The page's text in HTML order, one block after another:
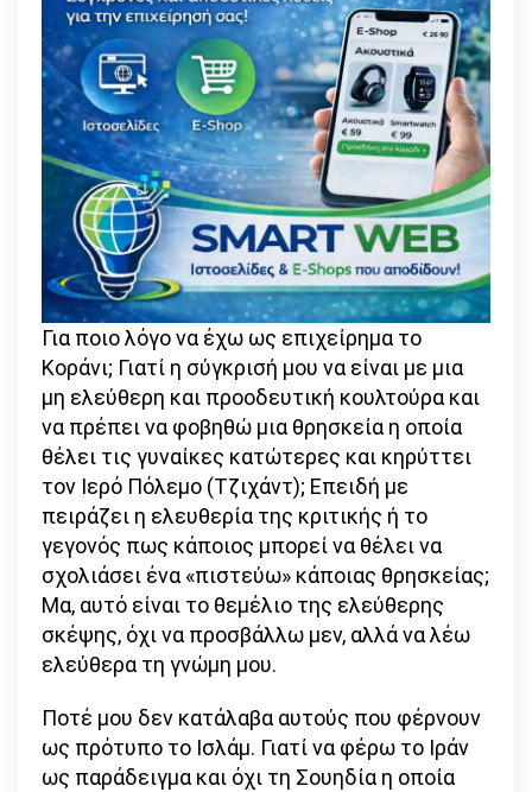
Για ποιο λόγο να έχω ως επιχείρημα το
Κοράνι; Γιατί η σύγκρισή μου να είναι με μια
μη ελεύθερη και προοδευτική κουλτούρα και
να πρέπει να φοβηθώ μια θρησκεία η οποία
θέλει τις γυναίκες κατώτερες και κηρύττει
τον Ιερό Πόλεμο (Τζιχάντ); Επειδή με
πειράζει η ελευθερία της κριτικής ή το
γεγονός πως κάποιος μπορεί να θέλει να
σχολιάσει ένα «πιστεύω» κάποιας θρησκείας;
Μα, αυτό είναι το θεμέλιο της ελεύθερης
σκέψης, όχι να προσβάλλω μεν, αλλά να λέω
ελεύθερα τη γνώμη μου.
Ποτέ μου δεν κατάλαβα αυτούς που φέρνουν
ως πρότυπο το Ισλάμ. Γιατί να φέρω το Ιράν
ως παράδειγμα και όχι τη Σουηδία η οποία